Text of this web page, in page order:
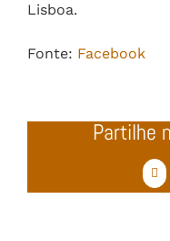
Lisboa.
Fonte: Facebook
Partilhe